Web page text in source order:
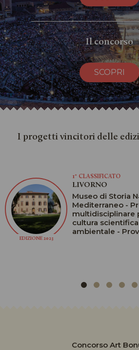
Il concorso
SCOPRI
I progetti vincitori delle
EDIZIONE 2023
1° CLASSIFICATO
LIVORNO
Museo di Storia
Mediterraneo -
multidisciplinare
cultura
ambientale -
Concorso Art